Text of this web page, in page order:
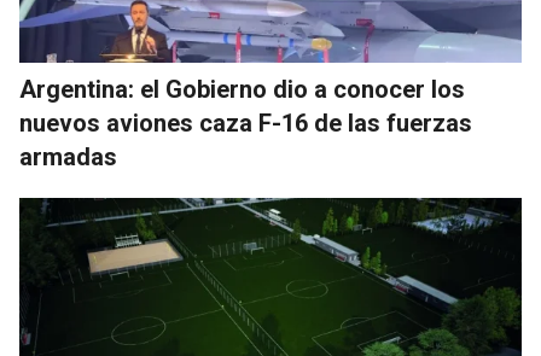
Argentina: el Gobierno dio a conocer los
nuevos aviones caza F-16 de las fuerzas
armadas